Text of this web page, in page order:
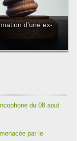
d'une ex-
du 08 aout
par le